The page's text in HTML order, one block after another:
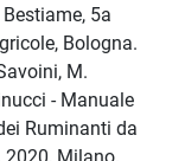
5a
Bologna.
M.
- Manuale
Ruminanti da